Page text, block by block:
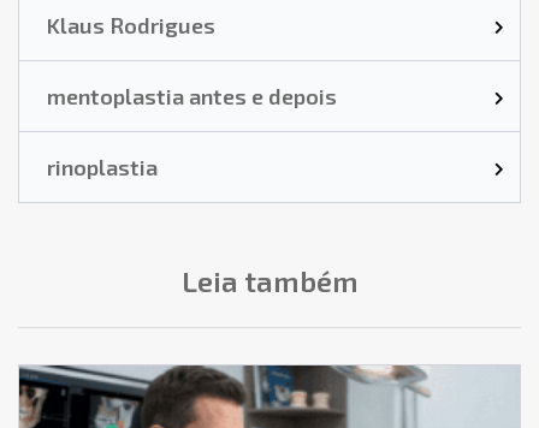
Klaus Rodrigues
mentoplastia antes e depois
rinoplastia
Leia também